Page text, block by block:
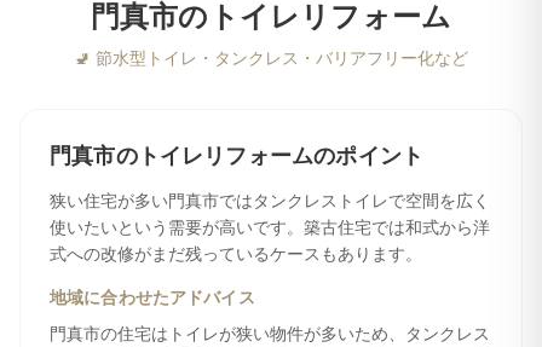
門真市の トイレリフォーム
🚽 節水型トイレ・タンクレス・バリアフリー化など
門真市のトイレリフォームのポイント
狭い住宅が多い門真市ではタンクレストイレで空間を広く
使いたいという需要が高いです。築古住宅では和式から洋
式への改修がまだ残っているケースもあります。
地域に合わせたアドバイス
門真市の住宅はトイレが狭い物件が多いため、タンクレス